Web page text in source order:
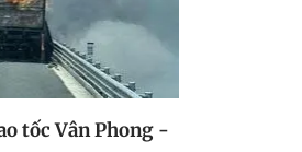
tốc Vân Phong -